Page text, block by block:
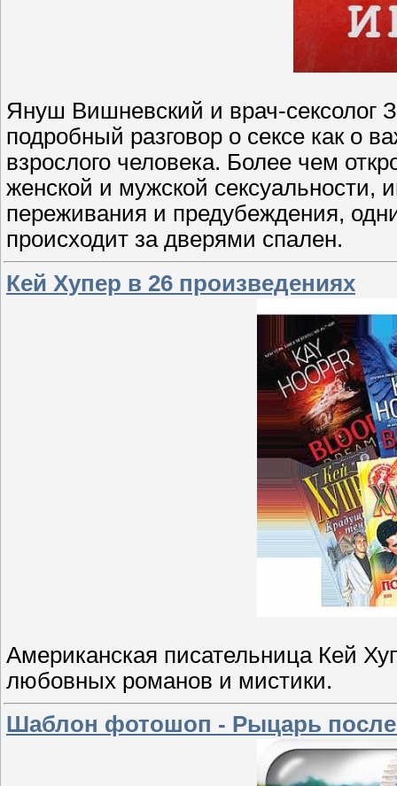
Януш Вишневский и врач-сексолог
подробный разговор о сексе как о
взрослого человека. Более чем
женской и мужской
переживания и предубеждения,
происходит за дверями спален.
Кей Хупер в 26 произведениях
Американская писательница Кей
любовных романов и мистики.
Шаблон фотошоп - Рыцарь